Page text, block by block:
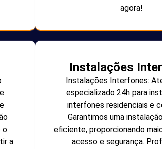
agora!
o
a
Instalações
Instalações Interfones:
especializado 24h para
interfones residenciais e
Garantimos uma
eficiente, proporcionando
acesso e segurança.